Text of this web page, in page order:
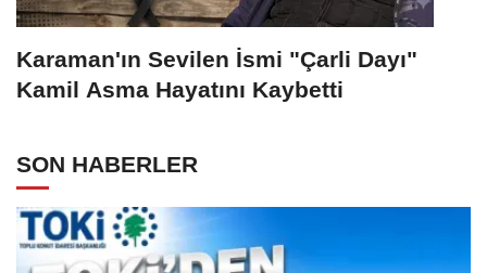
Karaman'ın Sevilen İsmi "Çarli Dayı"
Kamil Asma Hayatını Kaybetti
SON HABERLER